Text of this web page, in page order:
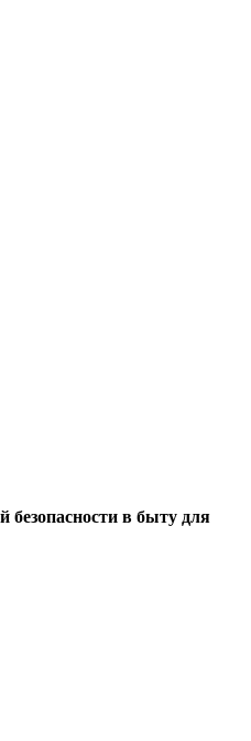
в быту для